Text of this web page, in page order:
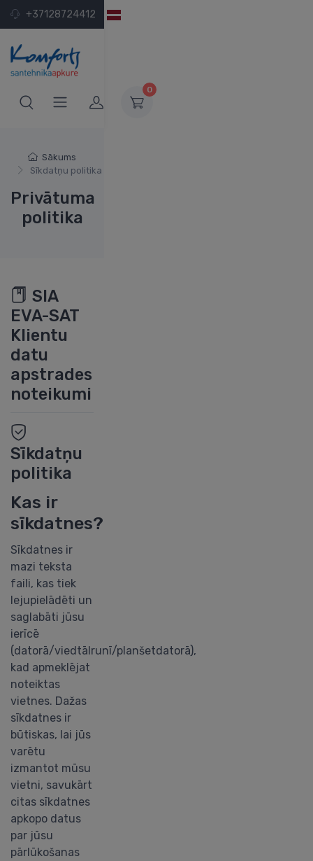
+37128724412
0
Sākums
Sīkdatņu politika
Privātuma
politika
SIA
EVA-SAT
Klientu
datu
apstrades
noteikumi
Sīkdatņu
politika
Kas ir
sīkdatnes?
Sīkdatnes ir
mazi teksta
faili, kas tiek
lejupielādēti un
saglabāti jūsu
ierīcē
(datorā/viedtālrunī/planšetdatorā),
kad apmeklējat
noteiktas
vietnes. Dažas
sīkdatnes ir
būtiskas, lai jūs
varētu
izmantot mūsu
vietni, savukārt
citas sīkdatnes
apkopo datus
par jūsu
pārlūkošanas